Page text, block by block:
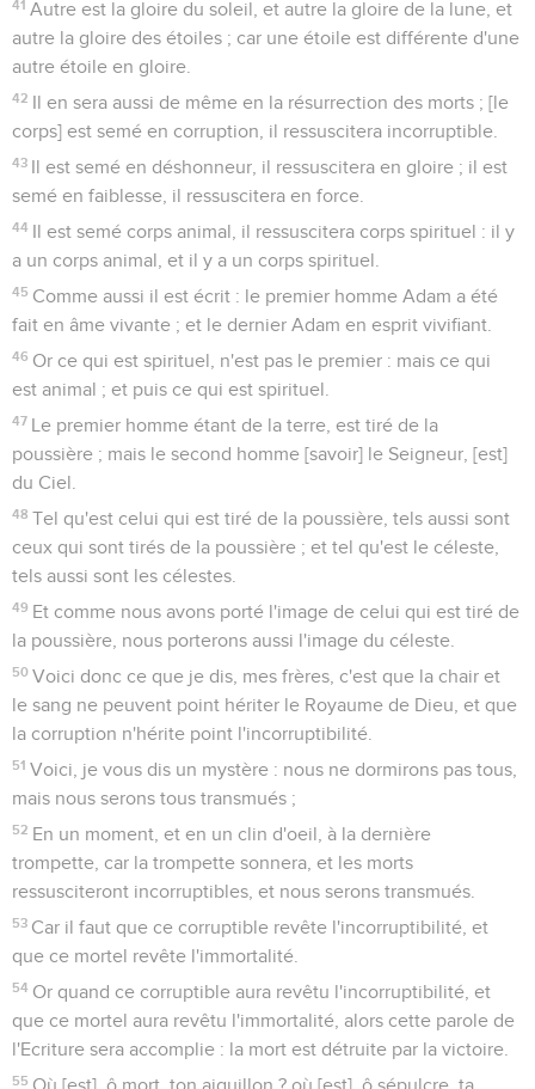
41 Autre est la gloire du soleil, et autre la gloire de la lune, et
autre la gloire des étoiles ; car une étoile est différente d'une
autre étoile en gloire.
42 Il en sera aussi de même en la résurrection des morts ; [le
corps] est semé en corruption, il ressuscitera incorruptible.
43 Il est semé en déshonneur, il ressuscitera en gloire ; il est
semé en faiblesse, il ressuscitera en force.
44 Il est semé corps animal, il ressuscitera corps spirituel : il y
a un corps animal, et il y a un corps spirituel.
45 Comme aussi il est écrit : le premier homme Adam a été
fait en âme vivante ; et le dernier Adam en esprit vivifiant.
46 Or ce qui est spirituel, n'est pas le premier : mais ce qui
est animal ; et puis ce qui est spirituel.
47 Le premier homme étant de la terre, est tiré de la
poussière ; mais le second homme [savoir] le Seigneur, [est]
du Ciel.
48 Tel qu'est celui qui est tiré de la poussière, tels aussi sont
ceux qui sont tirés de la poussière ; et tel qu'est le céleste,
tels aussi sont les célestes.
49 Et comme nous avons porté l'image de celui qui est tiré de
la poussière, nous porterons aussi l'image du céleste.
50 Voici donc ce que je dis, mes frères, c'est que la chair et
le sang ne peuvent point hériter le Royaume de Dieu, et que
la corruption n'hérite point l'incorruptibilité.
51 Voici, je vous dis un mystère : nous ne dormirons pas tous,
mais nous serons tous transmués ;
52 En un moment, et en un clin d'oeil, à la dernière
trompette, car la trompette sonnera, et les morts
ressusciteront incorruptibles, et nous serons transmués.
53 Car il faut que ce corruptible revête l'incorruptibilité, et
que ce mortel revête l'immortalité.
54 Or quand ce corruptible aura revêtu l'incorruptibilité, et
que ce mortel aura revêtu l'immortalité, alors cette parole de
l'Ecriture sera accomplie : la mort est détruite par la victoire.
55 Où [est], ô mort, ton aiguillon ? où [est], ô sépulcre, ta